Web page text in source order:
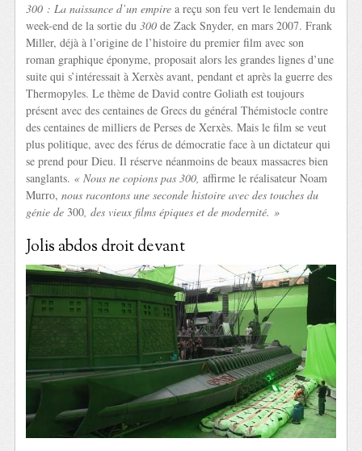
300 : La naissance d’un empire a reçu son feu vert le lendemain du
week-end de la sortie du300 de Zack Snyder, en mars 2007. Frank
Miller, déjà à l’origine de l’histoire du premier film avec son
roman graphique éponyme, proposait alors les grandes lignes d’une
suite qui s’intéressait à Xerxès avant, pendant et après la guerre des
Thermopyles. Le thème de David contre Goliath est toujours
présent avec des centaines de Grecs du général Thémistocle contre
des centaines de milliers de Perses de Xerxès. Mais le film se veut
plus politique, avec des férus de démocratie face à un dictateur qui
se prend pour Dieu. Il réserve néanmoins de beaux massacres bien
sanglants. « Nous ne copions pas 300, affirme le réalisateur Noam
Murro,nous racontons une seconde histoire avec des touches du
génie de300, des vieux films épiques et de modernité. »
Jolis abdos droit devant